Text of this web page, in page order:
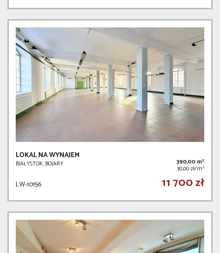
LOKAL NA WYNAJEM
BIAŁYSTOK, BOJARY 390,00 m2
30,00 zł/m2
LW-10156 11 700 zł